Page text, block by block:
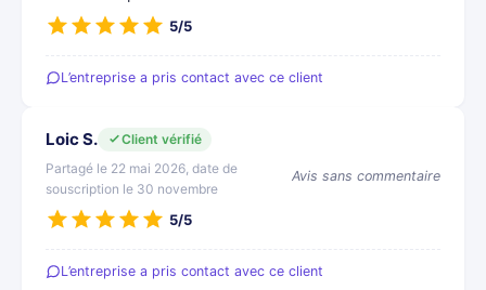
5/5
L’entreprise a pris contact avec ce client
Loic S.
Client vérifié
Partagé le 22 mai 2026, date de
souscription le 30 novembre
Avis sans commentaire
5/5
L’entreprise a pris contact avec ce client